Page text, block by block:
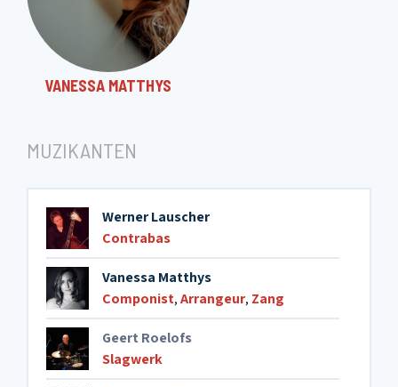
VANESSA MATTHYS
MUZIKANTEN
Werner Lauscher
Contrabas
Vanessa Matthys
Componist,Arrangeur, Zang
Geert Roelofs
Slagwerk